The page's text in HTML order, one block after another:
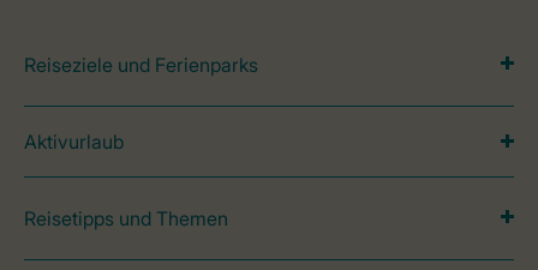
Reiseziele und Ferienparks
Aktivurlaub
Reisetipps und Themen